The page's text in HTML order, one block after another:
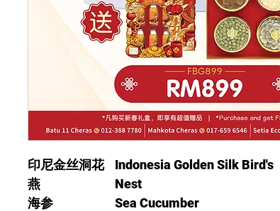
印尼金丝洞花
燕
Indonesia Golden Silk Bird's
Nest
海参 Sea Cucumber